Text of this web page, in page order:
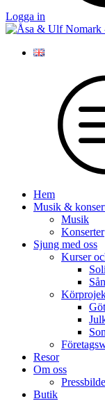
Logga in
Hem
Musik &
Musik
Konserter
Sjung med oss
Kurser
Resor
Om oss
Butik